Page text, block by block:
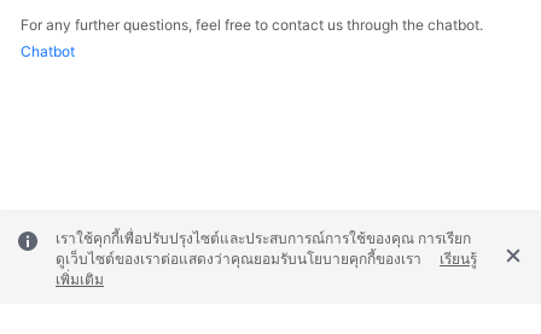
Glossary
White
For any further questions, feel free to contact us through the chatbot.
Chatbot
เราใช้คุกกี้เพื่อปรับปรุงไซต์และประสบการณ์การใช้ของคุณ การเรียก
ดูเว็บไซต์ของเราต่อแสดงว่าคุณยอมรับนโยบายคุกกี้ของเรา
เรียนรู้
เพิ่มเติม